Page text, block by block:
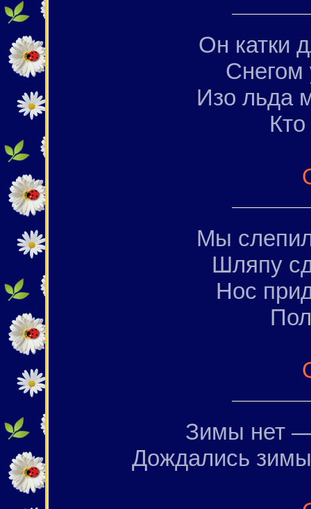
Он катки
Снегом
Изо льда
Мы
Шляпу
Нос
Зимы нет
Дождались